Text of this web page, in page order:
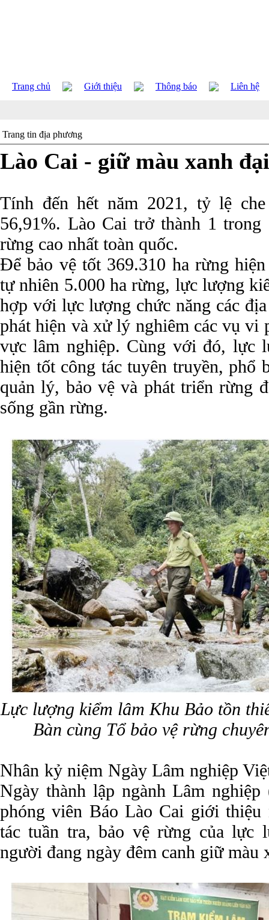
Trang chủ Giới thiệu Thông báo Liên hệ
Trang tin địa phương
Lào Cai - giữ màu xanh
Tính đến hết năm 2021, tỷ lệ
56,91%. Lào Cai trở thành 1
rừng cao nhất toàn quốc.
Để bảo vệ tốt 369.310 ha rừng
tự nhiên 5.000 ha rừng, lực lượng
hợp với lực lượng chức năng các
phát hiện và xử lý nghiêm các vụ vi
vực lâm nghiệp. Cùng với đó, lực
hiện tốt công tác tuyên truyền, phổ
quản lý, bảo vệ và phát triển rừng
sống gần rừng.
Lực lượng kiểm lâm Khu Bảo tồn
Bàn cùng Tổ bảo vệ rừng
Nhân kỷ niệm Ngày Lâm nghiệp
Ngày thành lập ngành Lâm
phóng viên Báo Lào Cai giới thiệu
tác tuần tra, bảo vệ rừng của lực
người đang ngày đêm canh giữ màu